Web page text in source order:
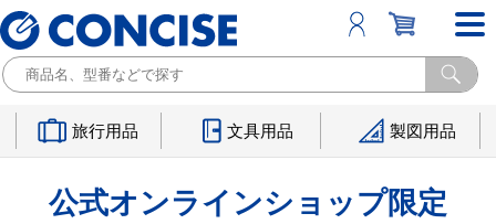
旅行用品 文具用品 製図用品
公式オンラインショップ限定